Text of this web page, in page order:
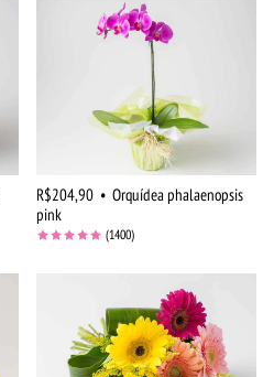
R$204,90 • Orquídea phalaenopsis
pink
(1400)